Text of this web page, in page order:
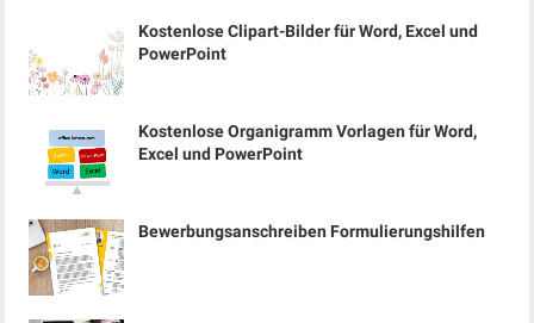
Kostenlose Clipart-Bilder für Word, Excel und
PowerPoint
Kostenlose Organigramm Vorlagen für Word,
Excel und PowerPoint
Bewerbungsanschreiben Formulierungshilfen